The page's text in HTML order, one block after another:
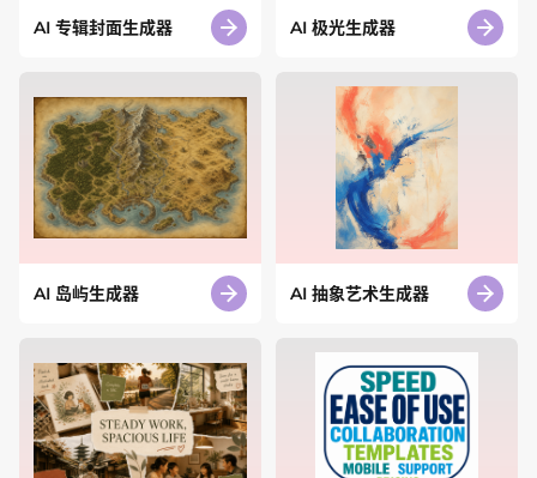
AI 专辑封面生成器 AI 极光生成器
AI 岛屿生成器 AI 抽象艺术生成器